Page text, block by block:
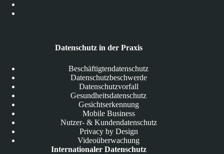
Datenschutz in der Praxis
Beschäftigtendatenschutz
Datenschutzbeschwerde
Datenschutzvorfall
Gesundheitsdatenschutz
Gesichtserkennung
Mobile Business
Nutzer- & Kundendatenschutz
Privacy by Design
Videoüberwachung
Internationaler Datenschutz